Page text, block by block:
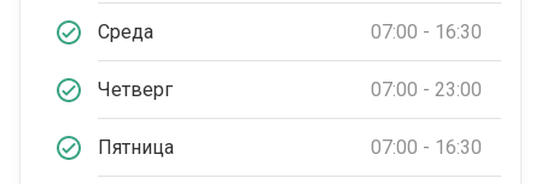
Среда 07:00 - 16:30
Четверг 07:00 - 23:00
Пятница 07:00 - 16:30